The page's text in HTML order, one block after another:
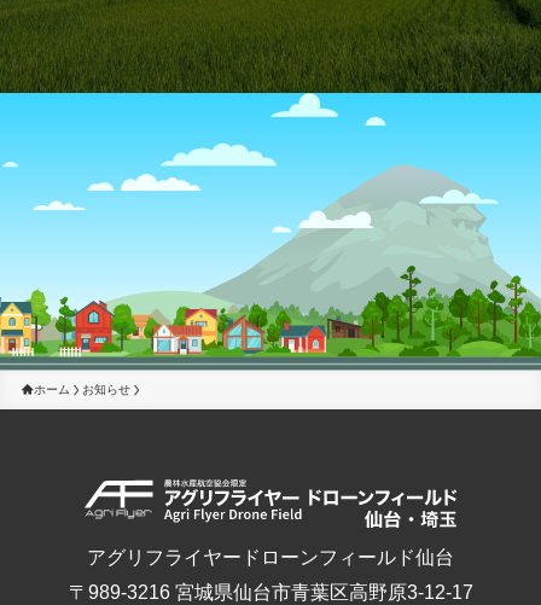
ホーム お知らせ
アグリフライヤードローンフィールド仙台
〒989-3216 宮城県仙台市青葉区高野原3-12-17